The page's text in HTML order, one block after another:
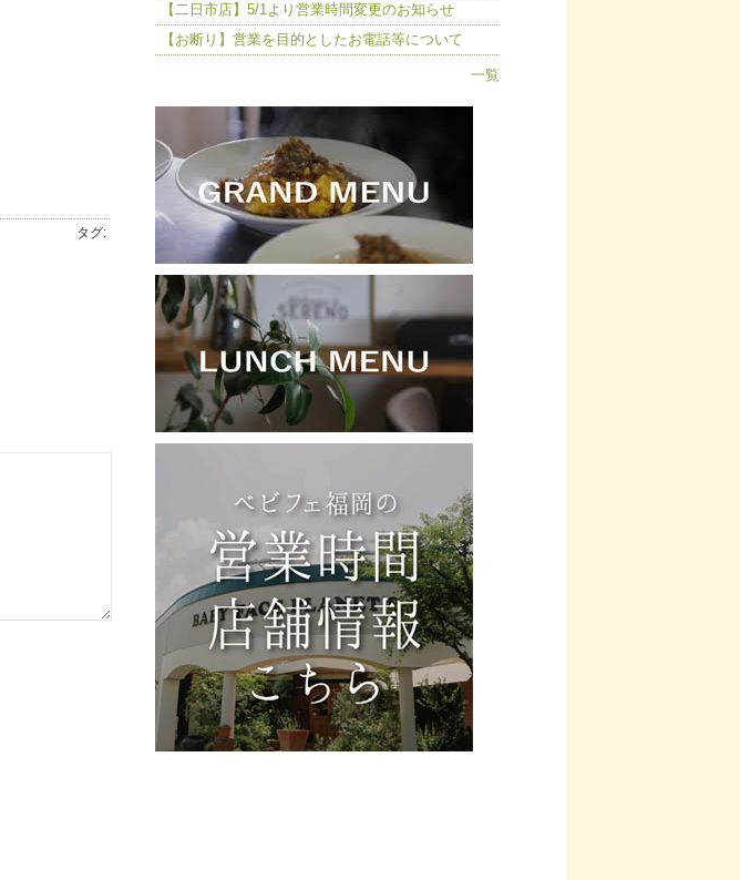
タグ:
【二日市店】5/1より営業時間変更のお知らせ
【お断り】営業を目的としたお電話等について
一覧